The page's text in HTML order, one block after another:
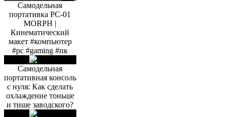
Самодельная
портативка PC-01
MORPH |
Кинематический
макет #компьютер
#pc #gaming #пк
Самодельная
портативная консоль
с нуля: Как сделать
охлаждение тоньше
и тише заводского?